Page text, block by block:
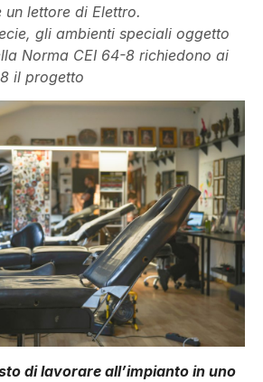
lettore di Elettro.
gli ambienti speciali oggetto
Norma CEI 64-8 richiedono ai
il progetto
di lavorare all’impianto in uno